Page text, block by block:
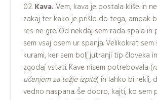
Kava.Vem, kava je postala kliše in
zakaj ter kako je prišlo do tega, ampak
res ne gre. Od nekdaj sem rada spala
sem vsaj osem ur spanja. Velikokrat
kurami, ker sem bolj jutranji tip človeka
zgodaj vstati. Kave nisem potrebovala (
učenjem za težje izpite) in lahko bi rekli,
vedno naspana. Še dobro, kajti, ko sem